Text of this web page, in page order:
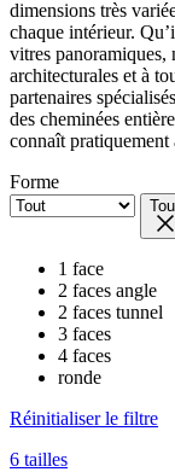
dimensions très
chaque intérieur.
vitres panoramiques,
architecturales et à
partenaires
des cheminées
connaît pratiquement
Forme
1 face
2 faces angle
2 faces tunnel
3 faces
4 faces
ronde
Réinitialiser le filtre
6 tailles